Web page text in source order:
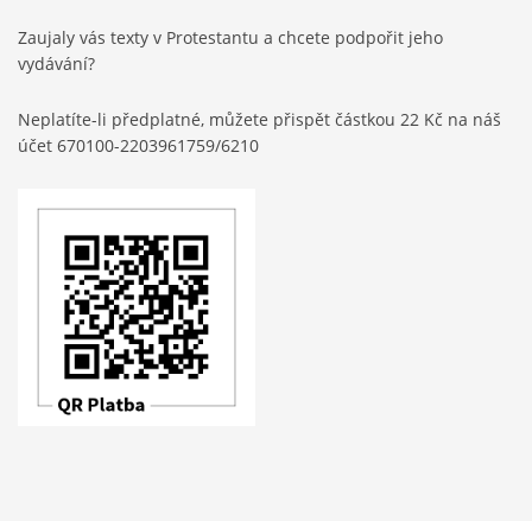
Zaujaly vás texty v Protestantu a chcete podpořit jeho
vydávání?
Neplatíte-li předplatné, můžete přispět částkou 22 Kč na náš
účet 670100-2203961759/6210